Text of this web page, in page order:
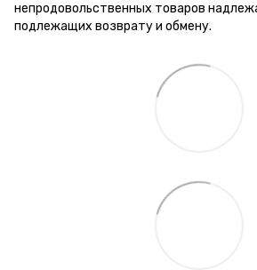
непродовольственных товаров
подлежащих возврату и обмену.